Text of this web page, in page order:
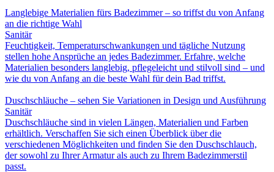
Langlebige Materialien fürs Badezimmer – so triffst du von Anfang
an die richtige Wahl
Sanitär
Feuchtigkeit, Temperaturschwankungen und tägliche Nutzung
stellen hohe Ansprüche an jedes Badezimmer. Erfahre, welche
Materialien besonders langlebig, pflegeleicht und stilvoll sind – und
wie du von Anfang an die beste Wahl für dein Bad triffst.
Duschschläuche – sehen Sie Variationen in Design und Ausführung
Sanitär
Duschschläuche sind in vielen Längen, Materialien und Farben
erhältlich. Verschaffen Sie sich einen Überblick über die
verschiedenen Möglichkeiten und finden Sie den Duschschlauch,
der sowohl zu Ihrer Armatur als auch zu Ihrem Badezimmerstil
passt.